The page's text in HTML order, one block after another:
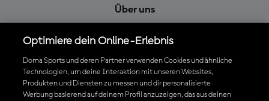
Über uns
Cookie-Richtlinien
Geschäftsbedingungen
Datenschutzrichtlinien
Kaufrichtlinie
Optimiere dein Online-Erlebnis
Dorna Sports und deren Partner verwenden Cookies und ähnliche
Technologien, um deine Interaktion mit unseren Websites,
Produkten und Diensten zu messen und dir personalisierte
Werbung basierend auf deinem Profil anzuzeigen, das aus deinen